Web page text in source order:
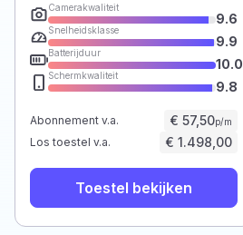
Camerakwaliteit
9.6
Snelheidsklasse
9.9
Batterijduur
10.0
Schermkwaliteit
9.8
Abonnement v.a. € 57,50p/m
Los toestel v.a. € 1.498,00
Toestel bekijken